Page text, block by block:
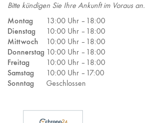
Bitte kündigen Sie Ihre Ankunft im Voraus an.
Montag
13:00 Uhr – 18:00
Dienstag
10:00 Uhr – 18:00
Mittwoch
10:00 Uhr – 18:00
Donnerstag 10:00 Uhr – 18:00
Freitag
10:00 Uhr – 18:00
Samstag
10:00 Uhr – 17:00
Sonntag
Geschlossen